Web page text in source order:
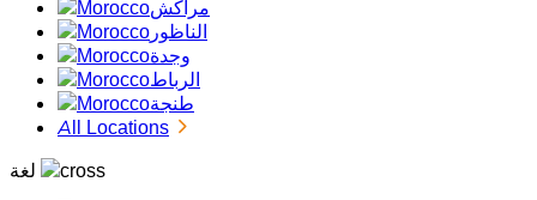
مراكش
الناظور
وجدة
الرباط
طنجة
All Locations